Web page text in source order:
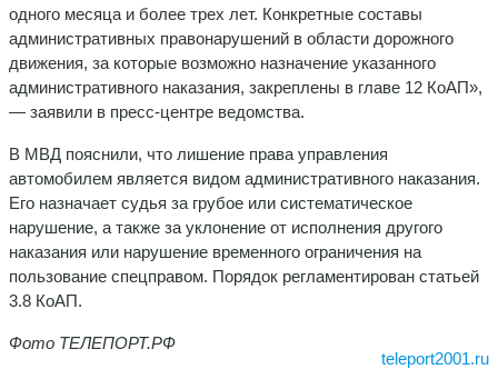
одного месяца и более трех лет. Конкретные составы
административных правонарушений в области дорожного
движения, за которые возможно назначение указанного
административного наказания, закреплены в главе 12 КоАП»,
— заявили в пресс-центре ведомства.
В МВД пояснили, что лишение права управления
автомобилем является видом административного наказания.
Его назначает судья за грубое или систематическое
нарушение, а также за уклонение от исполнения другого
наказания или нарушение временного ограничения на
пользование спецправом. Порядок регламентирован статьей
3.8 КоАП.
Фото ТЕЛЕПОРТ.РФ
teleport2001.ru